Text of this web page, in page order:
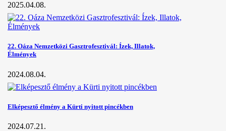
2025.04.08.
22. Oáza Nemzetközi Gasztrofesztivál: Ízek, Illatok,
Élmények
2024.08.04.
Elképesztő élmény a Kürti nyitott pincékben
2024.07.21.